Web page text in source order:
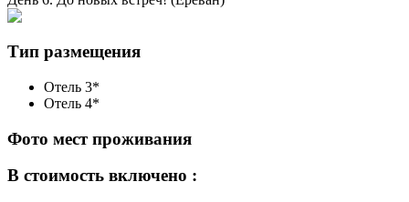
Тип размещения
Отель 3*
Отель 4*
Фото мест проживания
В стоимость включено :